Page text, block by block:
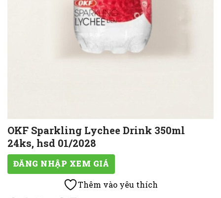
OKF Sparkling Lychee Drink 350ml
24ks, hsd 01/2028
ĐĂNG NHẬP XEM GIÁ
Thêm vào yêu thích